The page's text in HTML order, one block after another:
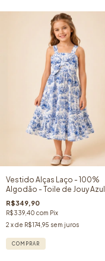
Vestido Alças Laço - 100%
Algodão - Toile de Jouy Azul
R$349,90
R$339,40 com Pix
2 x de R$174,95 sem juros
COMPRAR